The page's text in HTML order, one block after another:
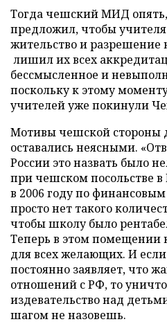
Тогда чешский МИД
предложил, чтобы
жительство и разрешение
лишил их всех
бессмысленное и
поскольку к этому
учителей уже покинули
Мотивы чешской стороны
оставались неясными.
России это назвать было
при чешском посольстве
в 2006 году по
просто нет такого
чтобы школу было
Теперь в этом помещении
для всех желающих. И
постоянно заявляет, что
отношений с РФ, то
издевательство над
шагом не назовешь.